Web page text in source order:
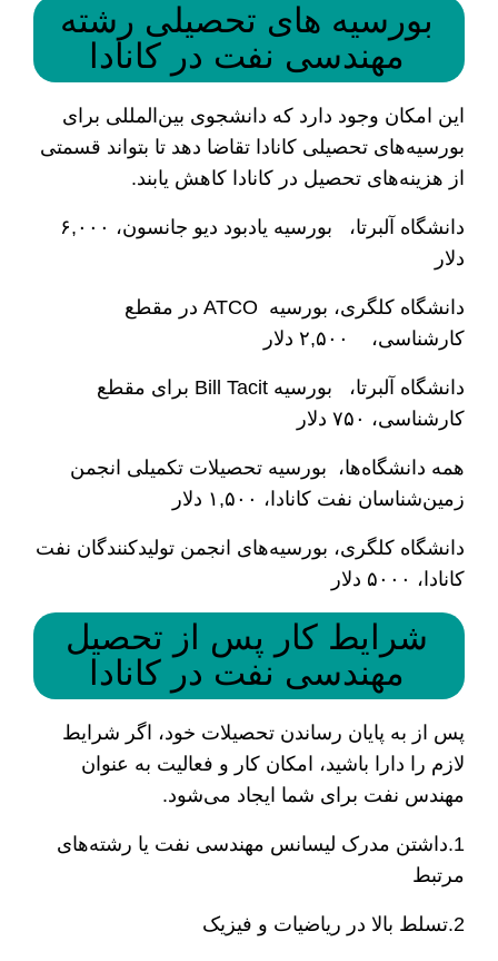
بورسیه های تحصیلی رشته
مهندسی نفت در کانادا
این امکان وجود دارد که دانشجوی بین‌المللی برای
بورسیه‌های تحصیلی کانادا تقاضا دهد تا بتواند قسمتی
از هزینه‌های تحصیل در کانادا کاهش یابند.
دانشگاه آلبرتا، بورسیه یادبود دیو جانسون، ۶,۰۰۰
دلار
دانشگاه کلگری، بورسیه ATCO در مقطع
کارشناسی، ۲,۵۰۰ دلار
دانشگاه آلبرتا، بورسیه Bill Tacit برای مقطع
کارشناسی، ۷۵۰ دلار
همه دانشگاه‌ها، بورسیه تحصیلات تکمیلی انجمن
زمین‌شناسان نفت کانادا، ۱,۵۰۰ دلار
دانشگاه کلگری، بورسیه‌های انجمن تولیدکنندگان نفت
کانادا، ۵۰۰۰ دلار
شرایط کار پس از تحصیل
مهندسی نفت در کانادا
پس از به پایان رساندن تحصیلات خود، اگر شرایط
لازم را دارا باشید، امکان کار و فعالیت به عنوان
مهندس نفت برای شما ایجاد می‌شود.
1.داشتن مدرک لیسانس مهندسی نفت یا رشته‌های
مرتبط
2.تسلط بالا در ریاضیات و فیزیک